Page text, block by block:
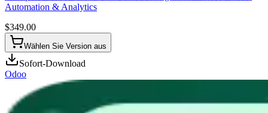
Automation & Analytics
$349.00
Wählen Sie Version aus
Sofort-Download
Odoo